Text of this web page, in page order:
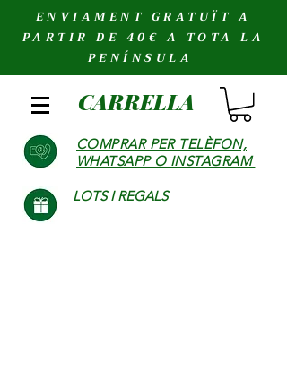
ENVIAMENT GRATUÏT A
PARTIR DE 40€ A TOTA LA
PENÍNSULA
CARRELLA
COMPRAR PER TELÈFON,
WHATSAPP O INSTAGRAM
LOTS I REGALS